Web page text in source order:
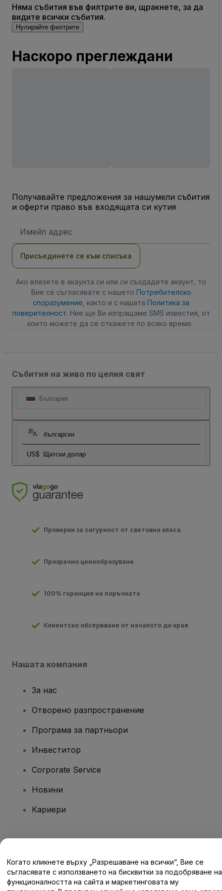
Няма събития във филтрите ви, щракнете, за да
видите всички събития.
Нулирайте филтрите
Наскоро преглеждани
Получавайте предложения за нашумели събития
и оферти право във входящата си кутия
адрес
Присъединете се към списъка
Ако влезете в акаунта си или си създадете акаунт, то
Вие се съгласявате с нашето Потребителско
споразумение , както и с нашата Политика за
поверителност. Ние ще Ви изпращаме SMS известия, от
които можете да се откажете по всяко време.
Събития на живо по целия свят
България
български
US$ Щатски долар
Проверки за сигурност от световна класа
Прозрачно ценообразуване
100% гаранция на поръчката
Клиентско обслужване от началото до края
Нашата компания
За нас
Отворено разпространение
Програма за партньори
Инвеститор
Corporate Service
Новини
Кариери
Помощен център / Свържете се с нас
Когато кликнете върху „Разрешаване на всички“, Вие се
съгласявате с използването на бисквитки за подобряване на
функционалността на сайта и маркетинговата му